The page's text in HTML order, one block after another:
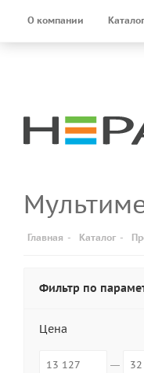
О компании Каталог
Главная - Каталог -
Фильтр по
Цена